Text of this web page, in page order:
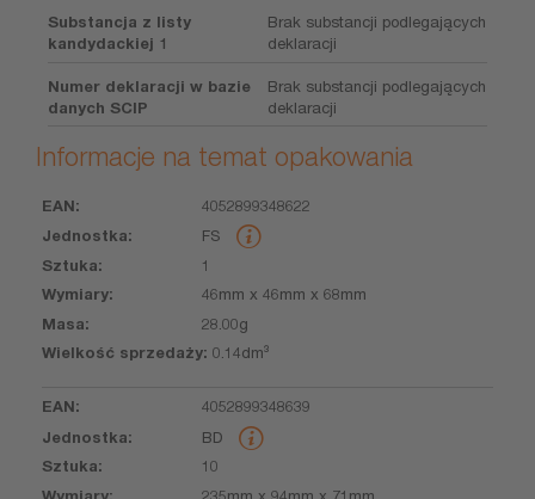
Substancja z listy
kandydackiej 1
Brak substancji podlegających
deklaracji
Numer deklaracji w bazie
danych SCIP
Brak substancji podlegających
deklaracji
Informacje na temat opakowania
EAN Sztuka Wymiary
4052899348622
FS
1
46mm x 46mm x 68mm
28.00g
0.14dm³
4052899348639
BD
10